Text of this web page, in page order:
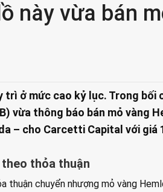
này vừa bán
trì ở mức cao kỷ lục. Trong bối
vừa thông báo bán mỏ vàng
– cho Carcetti Capital với giá
thỏa thuận
thuận chuyển nhượng mỏ vàng